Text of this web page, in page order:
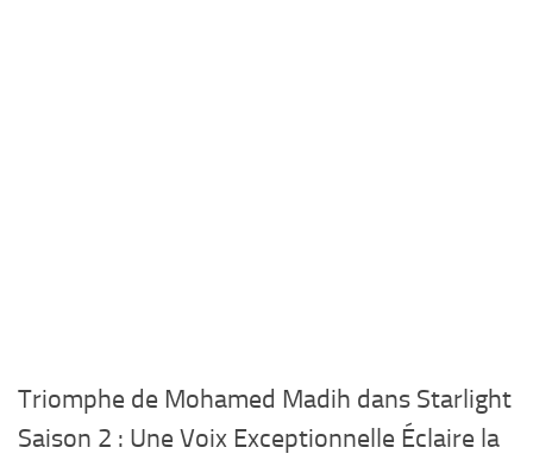
Triomphe de Mohamed Madih dans Starlight
Saison 2 : Une Voix Exceptionnelle Éclaire la